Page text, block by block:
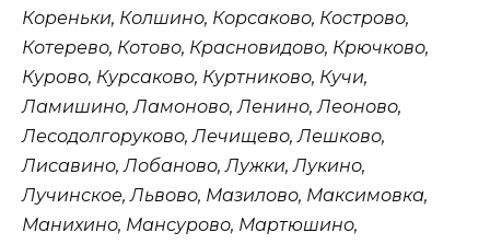
Кореньки, Колшино, Корсаково, Кострово,
Котерево, Котово, Красновидово, Крючково,
Курово, Курсаково, Куртниково, Кучи,
Ламишино, Ламоново, Ленино, Леоново,
Лесодолгоруково, Лечищево, Лешково,
Лисавино, Лобаново, Лужки, Лукино,
Лучинское, Львово, Мазилово, Максимовка,
Манихино, Мансурово, Мартюшино,